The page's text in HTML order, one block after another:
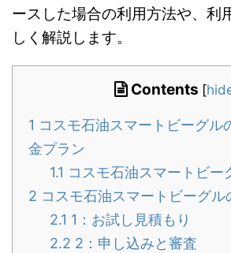
ースした場合の利用方法や、利
しく解説します。
Contents [
1 コスモ石油スマートビーグル
金プラン
1.1 コスモ石油スマートビー
2 コスモ石油スマートビーグル
2.1 1：お試し見積もり
2.2 2：申し込みと審査